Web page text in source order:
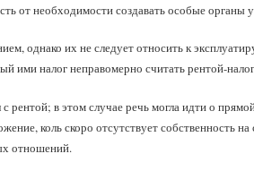
от необходимости создавать особые органы
однако их не следует относить к
ими налог неправомерно считать рентой-
рентой; в этом случае речь могла идти о
коль скоро отсутствует собственность
отношений.